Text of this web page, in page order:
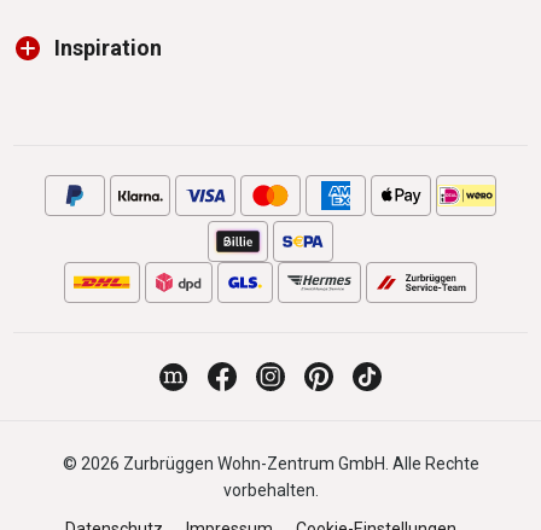
Inspiration
© 2026 Zurbrüggen Wohn-Zentrum GmbH. Alle Rechte
vorbehalten.